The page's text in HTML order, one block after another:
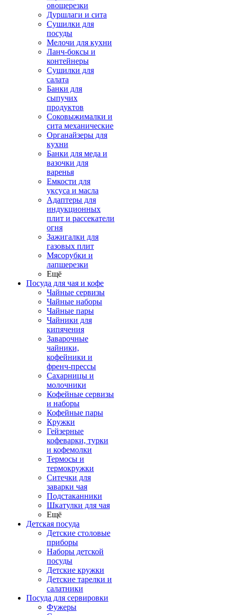
овощерезки
Дуршлаги и сита
Сушилки для
посуды
Мелочи для кухни
Ланч-боксы и
контейнеры
Сушилки для
салата
Банки для
сыпучих
продуктов
Соковыжималки и
сита механические
Органайзеры для
кухни
Банки для меда и
вазочки для
варенья
Емкости для
уксуса и масла
Адаптеры для
индукционных
плит и рассекатели
огня
Зажигалки для
газовых плит
Мясорубки и
лапшерезки
Ещё
Посуда для чая и кофе
Чайные сервизы
Чайные наборы
Чайные пары
Чайники для
кипячения
Заварочные
чайники,
кофейники и
френч-прессы
Сахарницы и
молочники
Кофейные сервизы
и наборы
Кофейные пары
Кружки
Гейзерные
кофеварки, турки
и кофемолки
Термосы и
термокружки
Ситечки для
заварки чая
Подстаканники
Шкатулки для чая
Ещё
Детская посуда
Детские столовые
приборы
Наборы детской
посуды
Детские кружки
Детские тарелки и
салатники
Посуда для сервировки
Фужеры